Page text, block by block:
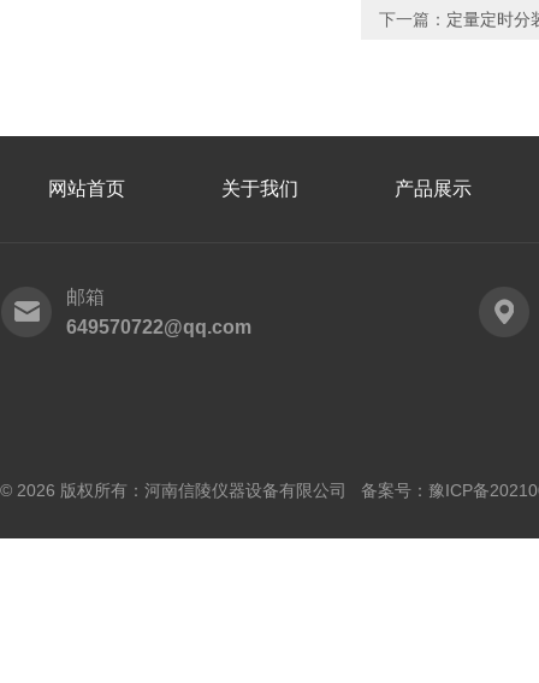
下一篇： 定量定时分
网站首页 关于我们 产品展示
邮箱
649570722@qq.com
© 2026 版权所有：河南信陵仪器设备有限公司 备案号： 豫ICP备